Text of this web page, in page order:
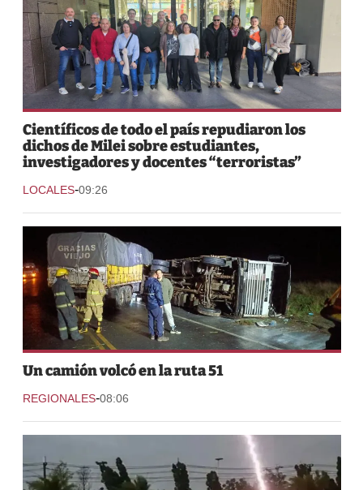
Científicos de todo el país repudiaron los
dichos de Milei sobre estudiantes,
investigadores y docentes “terroristas”
LOCALES-09:26
Un camión volcó en la ruta 51
REGIONALES-08:06